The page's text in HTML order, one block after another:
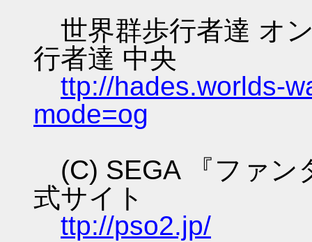
世界群歩行者達 オ
行者達 中央
ttp://hades.worlds-
mode=og
(C) SEGA 『ファン
式サイト
ttp://pso2.jp/